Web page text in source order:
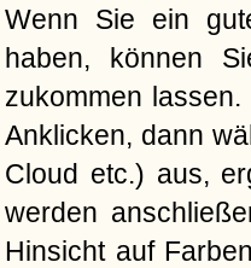
Wenn Sie ein
haben, können
zukommen
Anklicken, dann
Cloud etc.) aus,
werden
Hinsicht auf